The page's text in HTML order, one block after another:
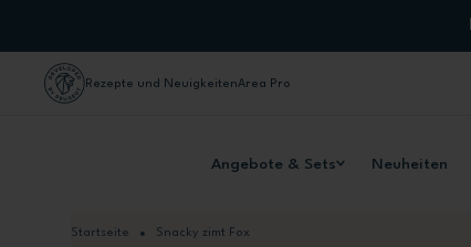
Rezepte und NeuigkeitenArea Pro
Angebote & Sets Neuheiten
Startseite Snacky zimt Fox